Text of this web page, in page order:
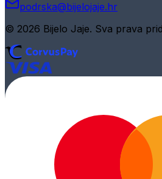
podrska@bijelojaje.hr
© 2026 Bijelo Jaje. Sva prava